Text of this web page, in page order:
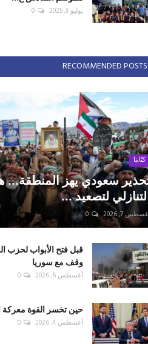
يوليو 3, 2025 0
RECOMMENDED POSTS
كتّابنا
سعودي يهز المنطقة...
لتصعيد ...
7, 2026
0
قبل فتح الأبواب لحزب
وقف مع سوريا
أغسطس 6, 2026 0
حين تخسر القوة معركة
أغسطس 4, 2026 0